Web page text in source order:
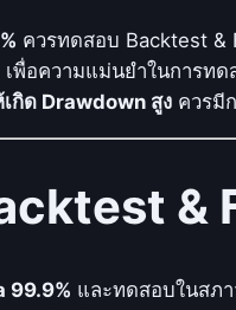
ควรทดสอบ Backtest &
เพื่อความแม่นยำในการทด
กิด Drawdown สูง ควรมี
&
99.9% และทดสอบในสภ